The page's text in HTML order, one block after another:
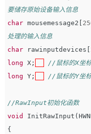
要储存原始设备输入信息
char mousemessage2
处理的输入信息
char
rawinputdevices
long X ;
//鼠标的X坐
long Y ; //鼠标的Y坐
//RawInput初始化函数
void
InitRawInput (
{